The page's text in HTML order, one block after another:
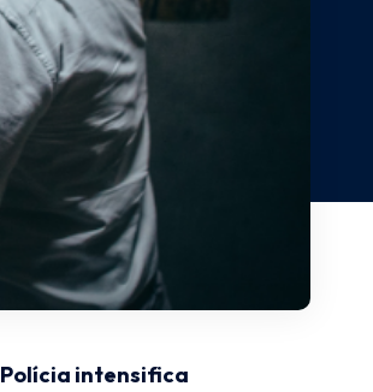
Polícia intensifica